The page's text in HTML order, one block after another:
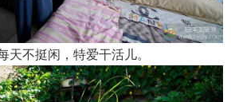
不挺闲，特爱干活儿。